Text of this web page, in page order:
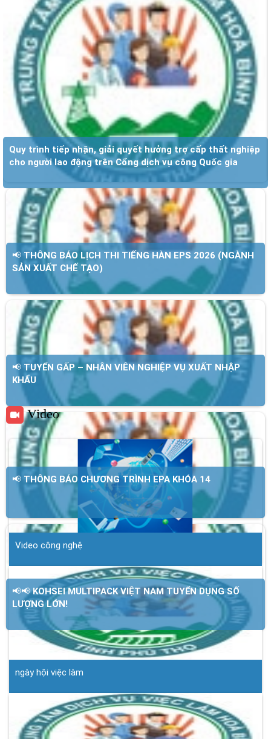
Quy trình tiếp nhận, giải quyết hưởng trợ cấp thất nghiệp
cho người lao động trên Cổng dịch vụ công Quốc gia
📢 THÔNG BÁO LỊCH THI TIẾNG HÀN EPS 2026 (NGÀNH
SẢN XUẤT CHẾ TẠO)
📢 TUYỂN GẤP – NHÂN VIÊN NGHIỆP VỤ XUẤT NHẬP
KHẨU
📢 THÔNG BÁO CHƯƠNG TRÌNH EPA KHÓA 14
📢📢 KOHSEI MULTIPACK VIỆT NAM TUYỂN DỤNG SỐ
LƯỢNG LỚN!
Video
Video công nghệ
ngày hội việc làm